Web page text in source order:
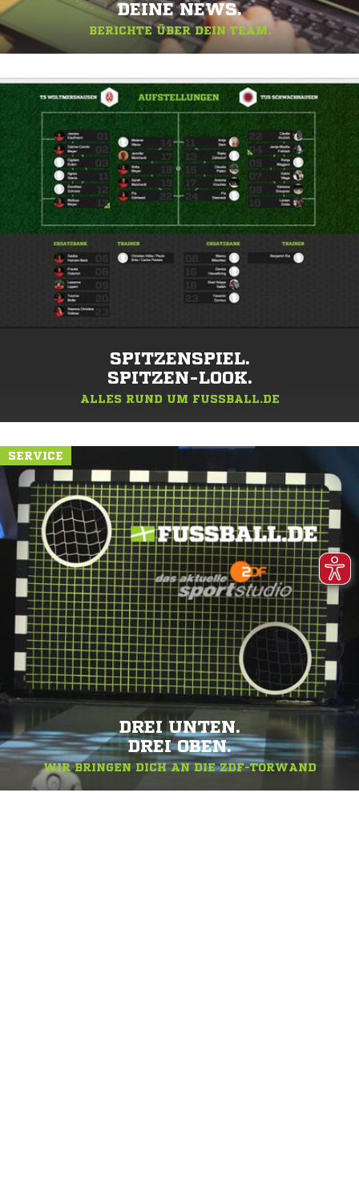
DEINE NEWS.
BERICHTE ÜBER DEIN TEAM.
SPITZENSPIEL.
SPITZEN-LOOK.
ALLES RUND UM FUSSBALL.DE
SERVICE
DREI UNTEN.
DREI OBEN.
WIR BRINGEN DICH AN DIE ZDF-TORWAND